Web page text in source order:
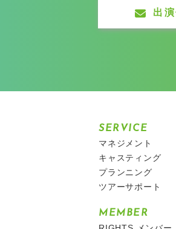
出
SERVICE
マネジメント
キャスティング
プランニング
ツアーサポート
MEMBER